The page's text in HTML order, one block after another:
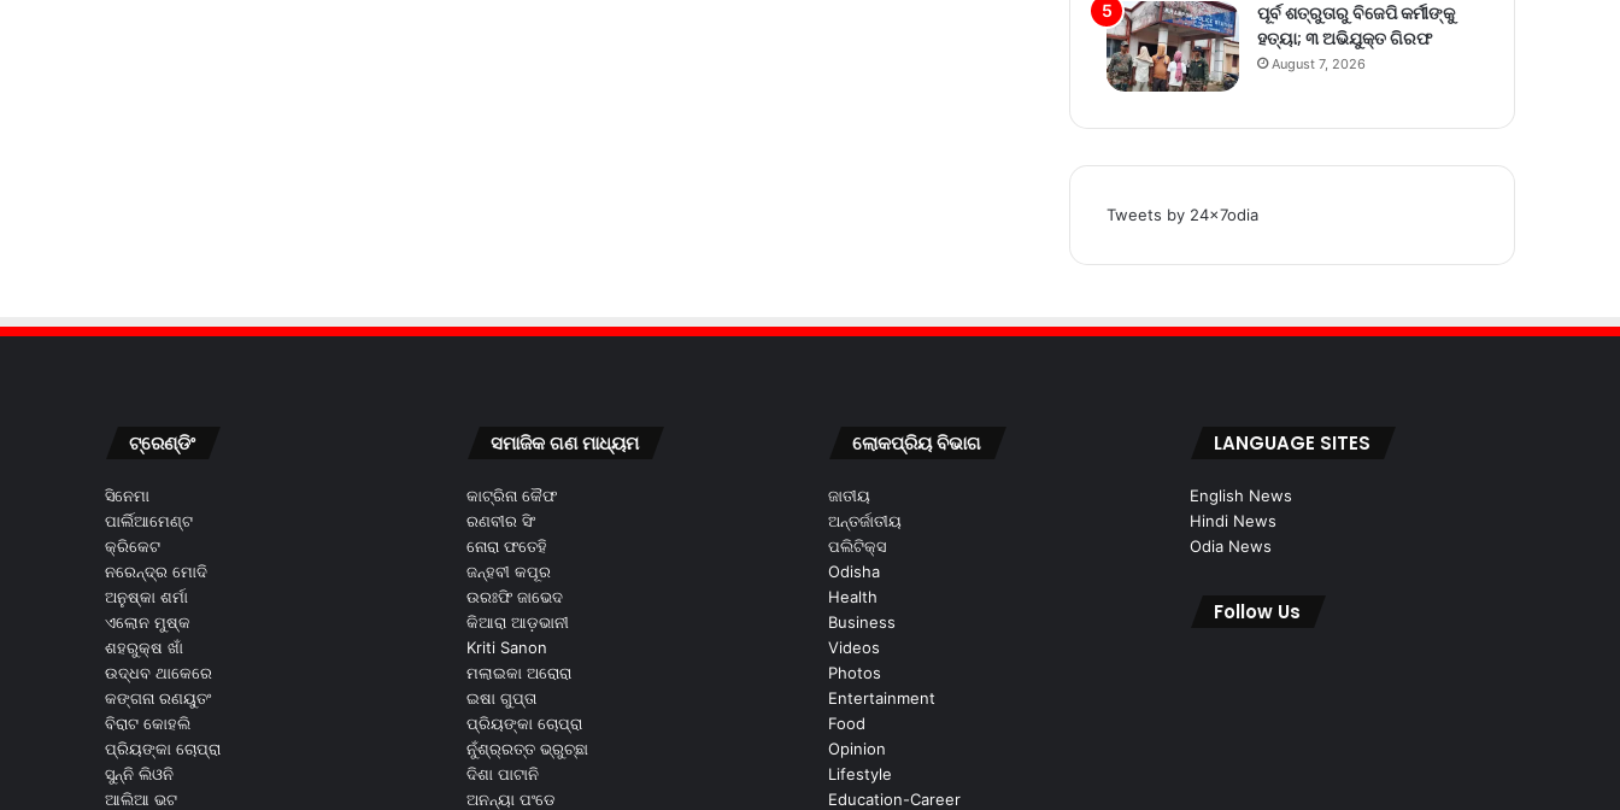
ପୂର୍ବ ଶତ୍ରୁତାରୁ ବିଜେପି କର୍ମୀଙ୍କୁ
ହତ୍ୟା; ୩ ଅଭିଯୁକ୍ତ ଗିରଫ
August 7, 2026
Tweets by 24x7odia
ଟ୍ରେଣ୍ଡିଂ
ସିନେମା
ପାର୍ଲିଆମେଣ୍ଟ
କ୍ରିକେଟ
ନରେନ୍ଦ୍ର ମୋଦି
ଅନୁଷ୍କା ଶର୍ମା
ଏଲୋନ ମୁଷ୍କ
ଶହରୁକ୍ଷ ଖାଁ
ଉଦ୍ଧବ ଥାକେରେ
କଙ୍ଗନା ରଣୟୁତଂ
ବିରାଟ କୋହଲି
ପ୍ରିୟଙ୍କା ଚୋପ୍ରା
ସୁନ୍ନି ଲିଓନି
ଆଲିଆ ଭଟ
ସମାଜିକ ଗଣ ମାଧ୍ୟମ
କାଟ୍ରିନା କୈଫ
ରଣବୀର ସିଂ
ନୋରା ଫତେହି
ଜନ୍ହବୀ କପୂର
ଉରଃଫି ଜାଭେଦ
କିଆରା ଆଡ଼ଭାନୀ
Kriti Sanon
ମଲାଇକା ଅରୋରା
ଇଷା ଗୁପ୍ତା
ପ୍ରିୟଙ୍କା ଚୋପ୍ରା
ନୁଁଶ୍ର୍ରତ୍ତ ଭ୍ରୁଚ୍ଛା
ଦିଶା ପାଟାନି
ଅନନ୍ୟା ପଂଡେ
ଲୋକପ୍ରିୟ ବିଭାଗ
ଜାତୀୟ
ଅନ୍ତର୍ଜାତୀୟ
ପଲିଟିକ୍ସ
Odisha
Health
Business
Videos
Photos
Entertainment
Food
Opinion
Lifestyle
Education-Career
LANGUAGE SITES
English News
Hindi News
Odia News
Follow Us